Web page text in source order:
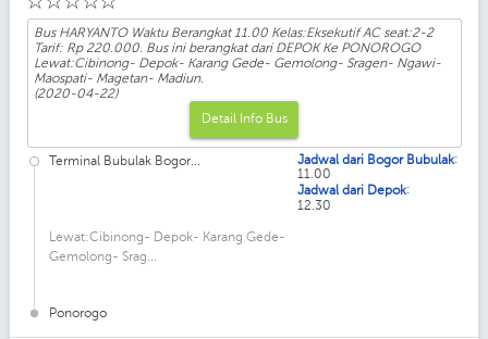
Bus HARYANTO Waktu Berangkat 11.00 Kelas:Eksekutif AC seat:2-2
Tarif: Rp 220.000. Bus ini berangkat dari DEPOK Ke PONOROGO
Lewat:Cibinong- Depok- Karang Gede- Gemolong- Sragen- Ngawi-
Maospati- Magetan- Madiun.
(2020-04-22)
Detail Info Bus
Terminal Bubulak Bogor...
Lewat:Cibinong- Depok- Karang Gede-
Gemolong- Srag...
Ponorogo
Jadwal dari Bogor Bubulak:
11.00
Jadwal dari Depok:
12.30